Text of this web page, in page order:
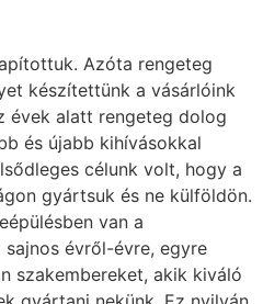
Azóta rengeteg
készítettünk a vásárlóink
évek alatt rengeteg dolog
és újabb kihívásokkal
célunk volt, hogy a
gyártsuk és ne külföldön.
van a
évről-évre, egyre
szakembereket, akik kiváló